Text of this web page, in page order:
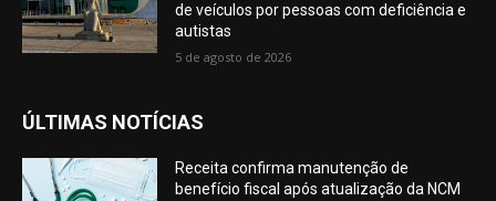
de veículos por pessoas com deficiência e
autistas
5 de agosto de 2026
ÚLTIMAS NOTÍCIAS
Receita confirma manutenção de
benefício fiscal após atualização da NCM